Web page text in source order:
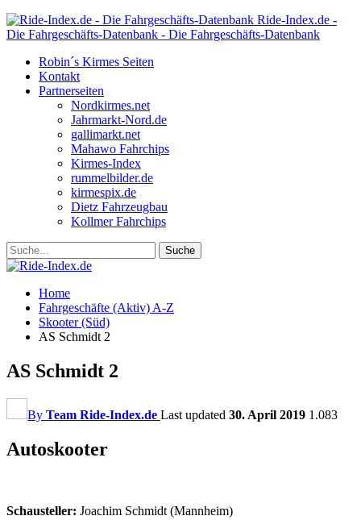
Ride-Index.de -
Die Fahrgeschäfts-Datenbank - Die Fahrgeschäfts-Datenbank
Robin´s Kirmes Seiten
Kontakt
Partnerseiten
Nordkirmes.net
Jahrmarkt-Nord.de
gallimarkt.net
Mahawo Fahrchips
Kirmes-Index
rummelbilder.de
kirmespix.de
Dietz Fahrzeugbau
Kollmer Fahrchips
Home
Fahrgeschäfte (Aktiv) A-Z
Skooter (Süd)
AS Schmidt 2
AS Schmidt 2
By Team Ride-Index.de Last updated 30. April 2019 1.083
Autoskooter
Schausteller: Joachim Schmidt (Mannheim)